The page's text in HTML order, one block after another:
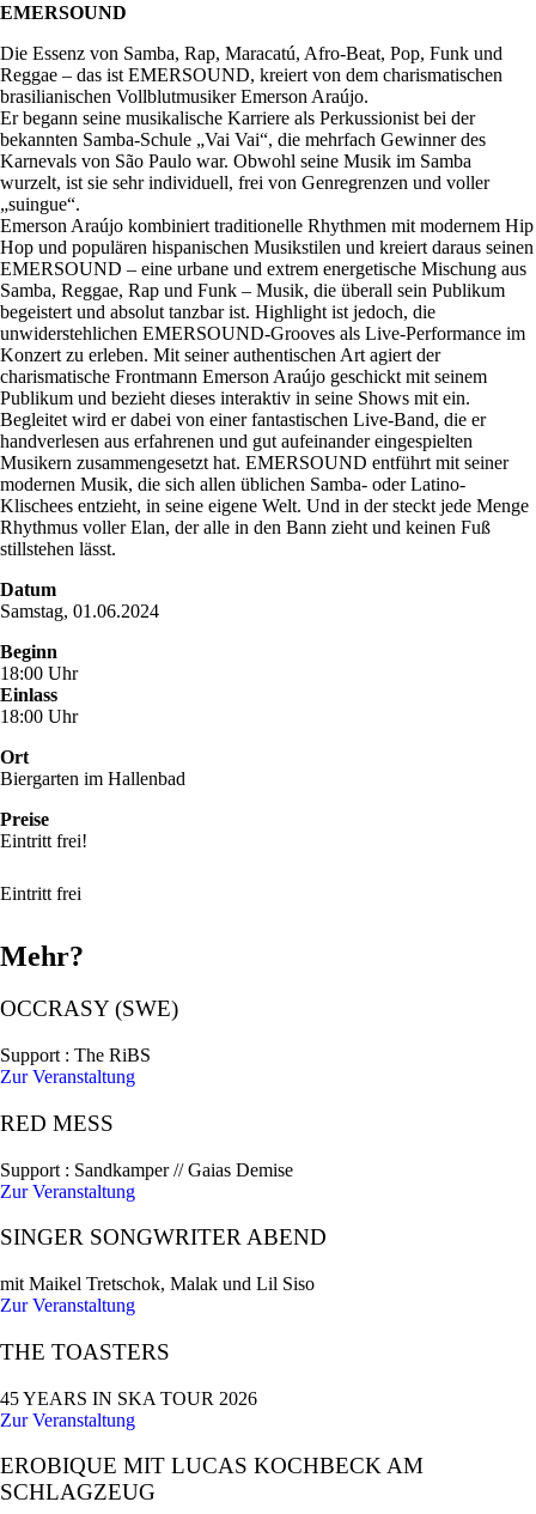
EMERSOUND
Die Essenz von Samba, Rap, Maracatú, Afro-Beat, Pop, Funk und
Reggae – das ist EMERSOUND, kreiert von dem charismatischen
brasilianischen Vollblutmusiker Emerson Araújo.
Er begann seine musikalische Karriere als Perkussionist bei der
bekannten Samba-Schule „Vai Vai“, die mehrfach Gewinner des
Karnevals von São Paulo war. Obwohl seine Musik im Samba
wurzelt, ist sie sehr individuell, frei von Genregrenzen und voller
„suingue“.
Emerson Araújo kombiniert traditionelle Rhythmen mit modernem Hip
Hop und populären hispanischen Musikstilen und kreiert daraus seinen
EMERSOUND – eine urbane und extrem energetische Mischung aus
Samba, Reggae, Rap und Funk – Musik, die überall sein Publikum
begeistert und absolut tanzbar ist. Highlight ist jedoch, die
unwiderstehlichen EMERSOUND-Grooves als Live-Performance im
Konzert zu erleben. Mit seiner authentischen Art agiert der
charismatische Frontmann Emerson Araújo geschickt mit seinem
Publikum und bezieht dieses interaktiv in seine Shows mit ein.
Begleitet wird er dabei von einer fantastischen Live-Band, die er
handverlesen aus erfahrenen und gut aufeinander eingespielten
Musikern zusammengesetzt hat. EMERSOUND entführt mit seiner
modernen Musik, die sich allen üblichen Samba- oder Latino-
Klischees entzieht, in seine eigene Welt. Und in der steckt jede Menge
Rhythmus voller Elan, der alle in den Bann zieht und keinen Fuß
stillstehen lässt.
Datum
Samstag, 01.06.2024
Beginn
18:00 Uhr
Einlass
18:00 Uhr
Ort
Biergarten im Hallenbad
Preise
Eintritt frei!
Eintritt frei
Mehr?
OCCRASY (SWE)
Support : The RiBS
Zur Veranstaltung
RED MESS
Support : Sandkamper // Gaias Demise
Zur Veranstaltung
SINGER SONGWRITER ABEND
mit Maikel Tretschok, Malak und Lil Siso
Zur Veranstaltung
THE TOASTERS
45 YEARS IN SKA TOUR 2026
Zur Veranstaltung
EROBIQUE MIT LUCAS KOCHBECK AM
SCHLAGZEUG